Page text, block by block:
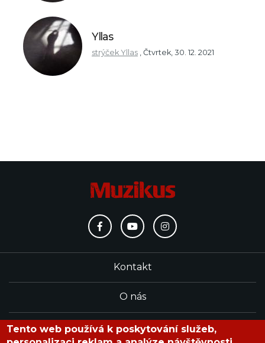
Yllas
strýček Yllas , Čtvrtek, 30. 12. 2021
Kontakt
O nás
Redakce
Tento web používá k poskytování služeb,